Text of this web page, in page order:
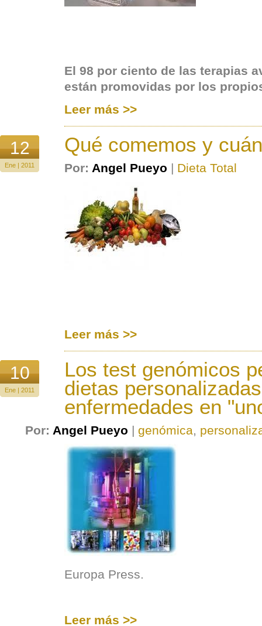
El 98 por ciento de las terapias
están promovidas por los
Leer más >>
12
Ene | 2011
Qué comemos y
Por: Angel Pueyo | Dieta Total
Leer más >>
10
Ene | 2011
Los test genómicos
dietas
enfermedades en
Por: Angel Pueyo | genómica,
Europa Press.
Leer más >>